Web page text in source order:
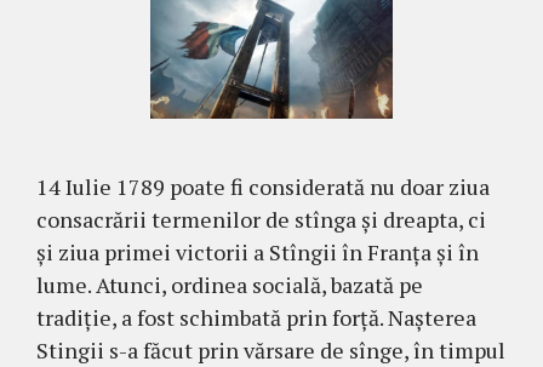
14 Iulie 1789 poate fi considerată nu doar ziua
consacrării termenilor de stînga și dreapta, ci
și ziua primei victorii a Stîngii în Franța și în
lume. Atunci, ordinea socială, bazată pe
tradiție, a fost schimbată prin forță. Nașterea
Stingii s-a făcut prin vărsare de sînge, în timpul